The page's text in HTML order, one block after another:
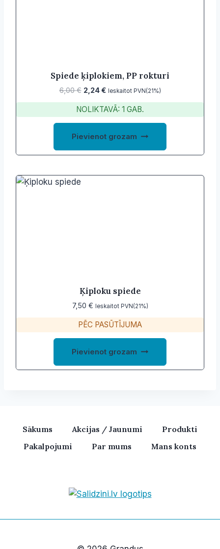
Spiede ķiplokiem, PP rokturi
6,00€ Original
price
was:
6,00 €.
2,24€Current
price
is:
2,24 €.
Ieskaitot PVN(21%)
NOLIKTAVĀ: 1 GAB.
Pievienot grozam
Ķiploku spiede
7,50 € Ieskaitot PVN(21%)
PĒC PASŪTĪJUMA
Pievienot grozam
Sākums Akcijas / Jaunumi
Produkti
Pakalpojumi
Par mums Mans konts